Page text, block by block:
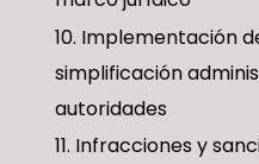
Implementación
simplificación
autoridades
Infracciones y